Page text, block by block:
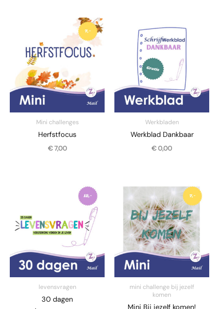
Mini challenges
Herfstfocus
€7,00
Werkbladen
Werkblad Dankbaar
€0,00
levensvragen
30 dagen
mini challenge bij jezelf
komen